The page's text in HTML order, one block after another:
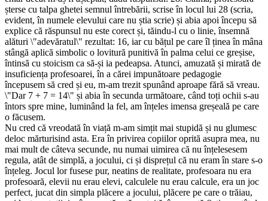
șterse cu talpa ghetei semnul întrebării, scrise în locul lui 28 (scria,
evident, în numele elevului care nu știa scrie) și abia apoi începu să
explice că răspunsul nu este corect și, tăindu-l cu o linie, însemnă
alături \"adevăratul\" rezultat: 16, iar cu bățul pe care îl ținea în mâna
stângă aplică simbolic o lovitură punitivă în palma celui ce greșise,
întinsă cu stoicism ca să-și ia pedeapsa. Atunci, amuzată și mirată de
insuficiența profesoarei, în a cărei impunătoare pedagogie
începusem să cred și eu, m-am trezit spunând aproape fără să vreau.
\"Dar 7 + 7 = 14\" și abia în secunda următoare, când toți ochii s-au
întors spre mine, luminând la fel, am înțeles imensa greșeală pe care
o făcusem.
Nu cred că vreodată în viață m-am simțit mai stupidă și nu glumesc
deloc mărturisind asta. Era în privirea copiilor oprită asupra mea, nu
mai mult de câteva secunde, nu numai uimirea că nu înțelesesem
regula, atât de simplă, a jocului, ci și disprețul că nu eram în stare s-o
înțeleg. Jocul lor fusese pur, neatins de realitate, profesoara nu era
profesoară, elevii nu erau elevi, calculele nu erau calcule, era un joc
perfect, jucat din simpla plăcere a jocului, plăcere pe care o trăiau,